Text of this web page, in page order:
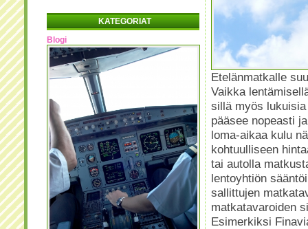
KATEGORIAT
Blogi
Etelänmatkalle
Vaikka
sillä myös
pääsee nopeasti
loma-aikaa kulu
kohtuulliseen
tai autolla
lentoyhtiön
sallittujen
matkatavaroiden
Esimerkiksi